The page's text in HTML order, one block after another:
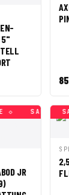
5"
◇ SALE ◇
JR
SALE ◇